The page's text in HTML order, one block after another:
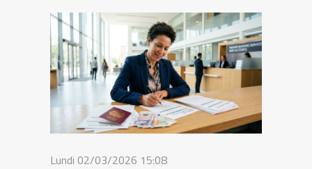
Lundi 02/03/2026 15:08